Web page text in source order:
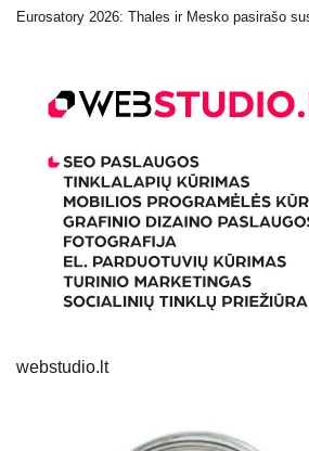
Eurosatory 2026: Thales ir Mesko pasirašo
webstudio.lt